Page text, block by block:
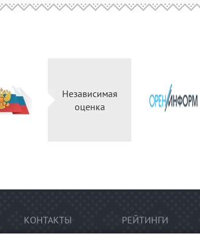
Независимая
оценка
КОНТАКТЫ РЕЙТИНГИ